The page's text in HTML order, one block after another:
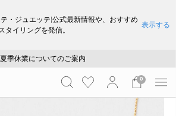
テ・ジュエッテ)公式最新情報や、おすすめ
タイリングを発信。
表示する
採用のご案内
だいたお品物のお届け状況について
夏季休業についてのご案内
WEB LIMITED ITEMS >>
採用のご案内
だいたお品物のお届け状況について
0